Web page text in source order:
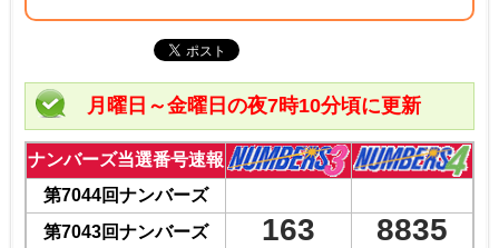
月曜日～金曜日の夜7時10分頃に更新
ナンバーズ当選番号速報
第7044回ナンバーズ
第7043回ナンバーズ
163 8835